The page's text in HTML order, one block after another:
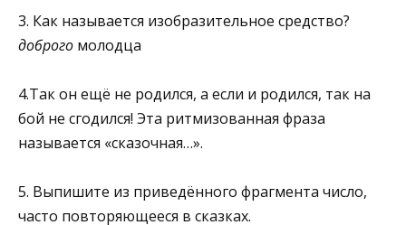
3. Как называется изобразительное средство?
доброго молодца
4.Так он ещё не родился, а если и родился, так на
бой не сгодился! Эта ритмизованная фраза
называется «сказочная…».
5. Выпишите из приведённого фрагмента число,
часто повторяю­щееся в сказках.